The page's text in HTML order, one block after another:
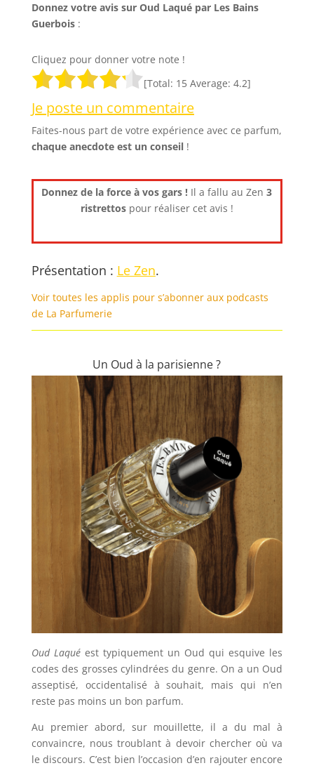
Donnez votre avis sur Oud Laqué par Les Bains
Guerbois :
Cliquez pour donner votre note !
[Total: 15Average: 4.2]
Je poste un commentaire
Faites-nous part de votre expérience avec ce parfum,
chaque anecdote est un conseil!
Donnez de la force à vos gars ! Il a fallu au Zen3
ristrettos pour réaliser cet avis !
Présentation : Le Zen.
Voir toutes les applis pour s’abonner aux podcasts
de La Parfumerie
Un Oud à la parisienne ?
Oud Laquéest typiquement un Oud qui esquive les
codes des grosses cylindrées du genre. On a un Oud
asseptisé, occidentalisé à souhait, mais qui n’en
reste pas moins un bon parfum.
Au premier abord, sur mouillette, il a du mal à
convaincre, nous troublant à devoir chercher où va
le discours. C’est bien l’occasion d’en rajouter encore